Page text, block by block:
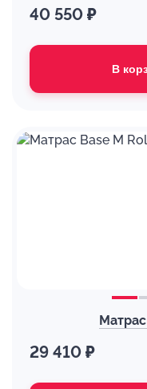
40 550 ₽
В
29 410 ₽